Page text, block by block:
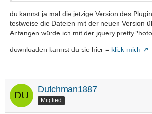
du kannst ja mal die jetzige Version des
testweise die Dateien mit der neuen Version
Anfangen würde ich mit der
downloaden kannst du sie hier = klick mich
Dutchman1887
Mitglied